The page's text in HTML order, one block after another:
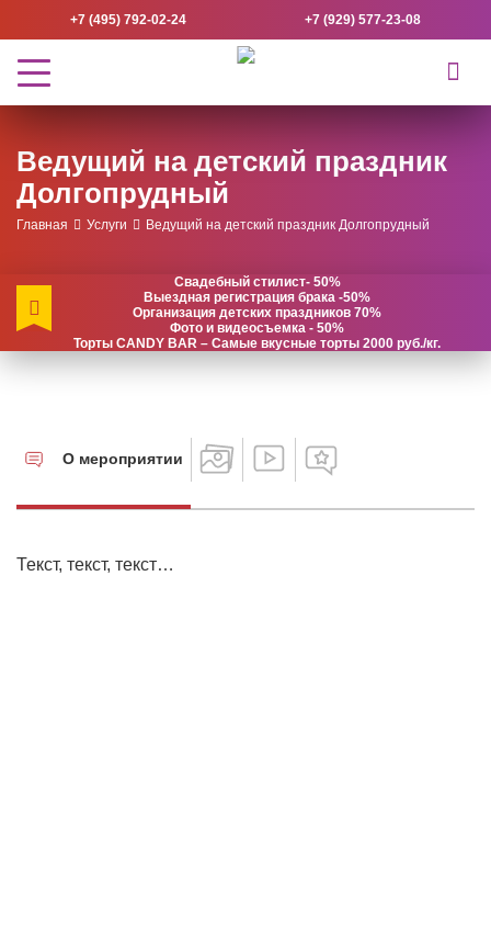
+7 (495) 792-02-24 +7 (929) 577-23-08
Ведущий на детский праздник
Долгопрудный
Главная Услуги Ведущий на детский праздник Долгопрудный
Свадебный стилист- 50%
Выездная регистрация брака -50%
Организация детских праздников 70%
Фото и видеосъемка - 50%
Торты CANDY BAR – Самые вкусные торты 2000 руб./кг.
О мероприятии
Текст, текст, текст…